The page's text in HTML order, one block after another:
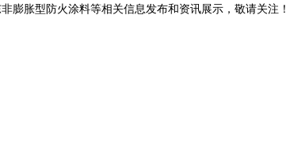
膨胀型防火涂料等相关信息发布和资讯展示，敬请关注！